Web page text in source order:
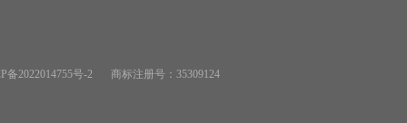
备2022014755号-2 商标注册号：35309124